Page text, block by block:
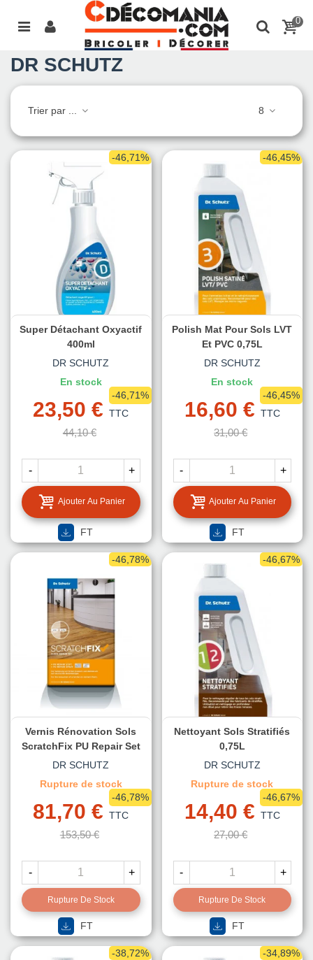
0
DR SCHUTZ
Trier par ... 8
-46,71%
Super Détachant Oxyactif
400ml
DR SCHUTZ
En stock
23,50 € TTC
44,10 €
-46,71%
- +
Ajouter Au Panier
FT
-46,45%
Polish Mat Pour Sols LVT
Et PVC 0,75L
DR SCHUTZ
En stock
16,60 € TTC
31,00 €
-46,45%
- +
Ajouter Au Panier
FT
-46,78%
Vernis Rénovation Sols
ScratchFix PU Repair Set
DR SCHUTZ
Rupture de stock
81,70 € TTC
153,50 €
-46,78%
- +
Rupture De Stock
FT
-46,67%
Nettoyant Sols Stratifiés
0,75L
DR SCHUTZ
Rupture de stock
14,40 € TTC
27,00 €
-46,67%
- +
Rupture De Stock
FT
-38,72% -34,89%